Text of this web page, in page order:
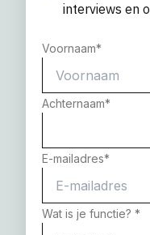
interviews en
Voornaam*
Achternaam*
E-mailadres*
Wat is je functie? *